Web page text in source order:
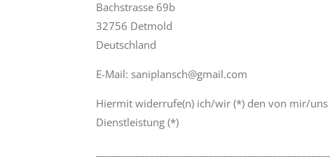
Bachstrasse 69b
32756 Detmold
Deutschland
E-Mail: saniplansch@gmail.com
Hiermit widerrufe(n) ich/wir (*) den von mir/uns
Dienstleistung (*)